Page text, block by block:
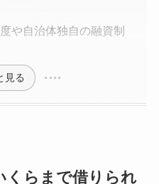
や自治体独自の融資制
見る
くらまで借りられ